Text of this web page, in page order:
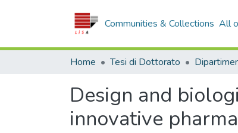
Communities & Collections All
Home Tesi di Dottorato
Design and
innovative